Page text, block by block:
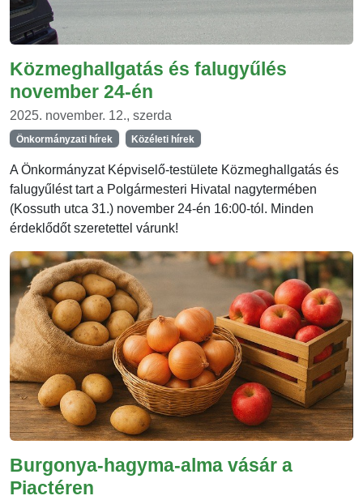
Közmeghallgatás és falugyűlés
november 24-én
2025. november. 12., szerda
Önkormányzati hírek Közéleti hírek
A Önkormányzat Képviselő-testülete Közmeghallgatás és
falugyűlést tart a Polgármesteri Hivatal nagytermében
(Kossuth utca 31.) november 24-én 16:00-tól. Minden
érdeklődőt szeretettel várunk!
Burgonya-hagyma-alma vásár a
Piactéren